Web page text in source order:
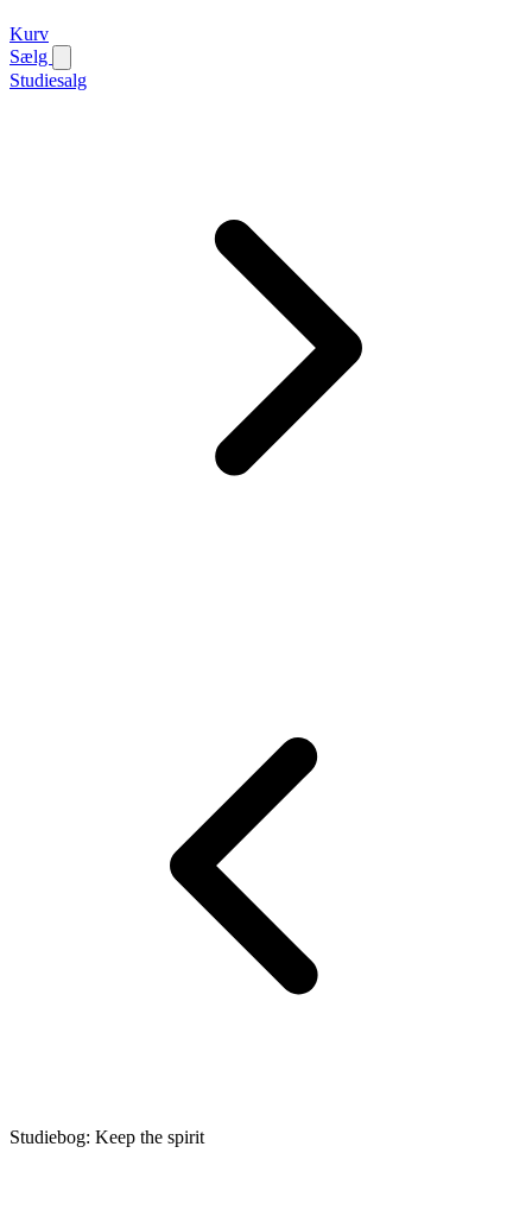
Kurv
Sælg
Studiesalg
Studiebog: Keep the spirit